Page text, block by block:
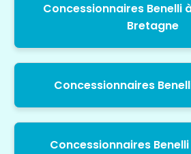
Concessionnaires Benelli
Bretagne
Concessionnaires
Concessionnaires